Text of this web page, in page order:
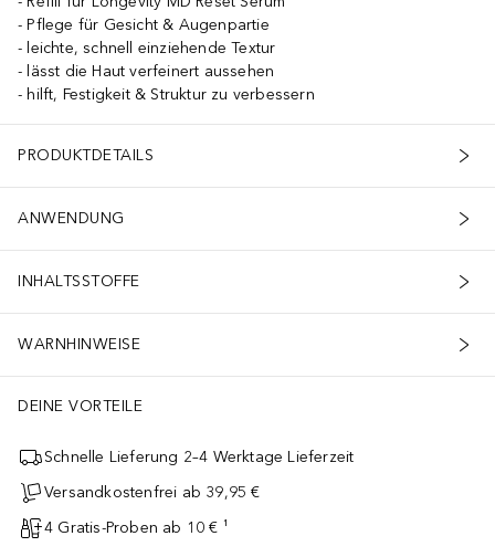
Pflege für Gesicht & Augenpartie
leichte, schnell einziehende Textur
lässt die Haut verfeinert aussehen
hilft, Festigkeit & Struktur zu verbessern
PRODUKTDETAILS
ANWENDUNG
INHALTSSTOFFE
WARNHINWEISE
DEINE VORTEILE
Schnelle Lieferung 2–4 Werktage Lieferzeit
Versandkostenfrei ab 39,95 €
4 Gratis-Proben ab 10 € ¹